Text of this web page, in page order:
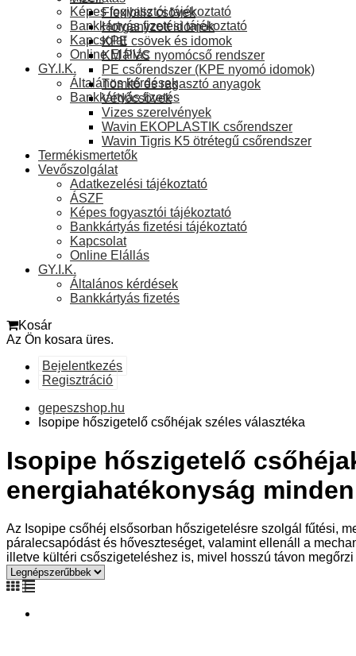
Képes fogyasztói tájékoztató
Bankkártyás fizetési tájékoztató
Kapcsolat
Online Elállás
GY.I.K.
Általános kérdések
Bankkártyás fizetés
Flexibilis csövek
Horganyzott idomok
KPE csövek és idomok
KM PVC nyomócső rendszer
PE csőrendszer (KPE nyomó idomok)
Tömítő és ragasztó anyagok
Védőcsövek
Vizes szerelvények
Wavin EKOPLASTIK csőrendszer
Wavin Tigris K5 ötrétegű csőrendszer
Termékismertetők
Vevőszolgálat
Adatkezelési tájékoztató
ÁSZF
Képes fogyasztói tájékoztató
Bankkártyás fizetési tájékoztató
Kapcsolat
Online Elállás
GY.I.K.
Általános kérdések
Bankkártyás fizetés
Kosár
Az Ön kosara üres.
Bejelentkezés
Regisztráció
gepeszshop.hu
Isopipe hőszigetelő csőhéjak széles választéka
Isopipe hőszigetelő
energiahatékonyság
Az Isopipe csőhéj elsősorban hőszigetelésre szolgál fűtési,
páralecsapódást és hőveszteséget, valamint ellenáll a
illetve kültéri csőszigeteléshez is, mivel hosszú távon